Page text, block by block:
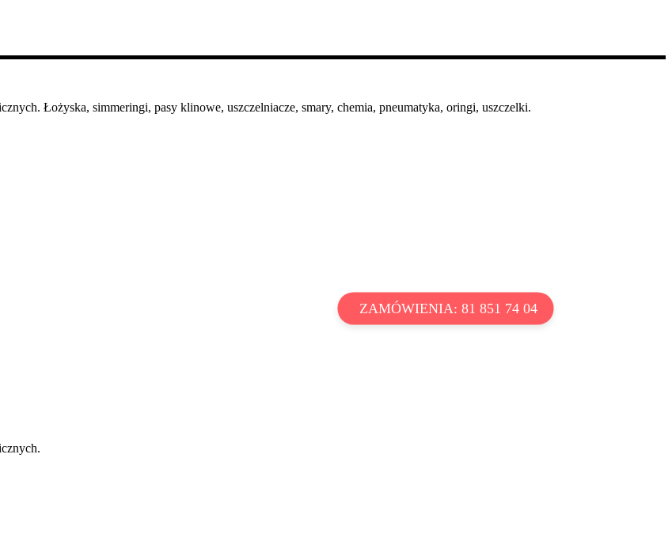
ZAMÓWIENIA: 81 851 74 04
Łożyska, simmeringi, pasy klinowe, uszczelniacze, smary, chemia, pneumatyka, oringi, uszczelki.